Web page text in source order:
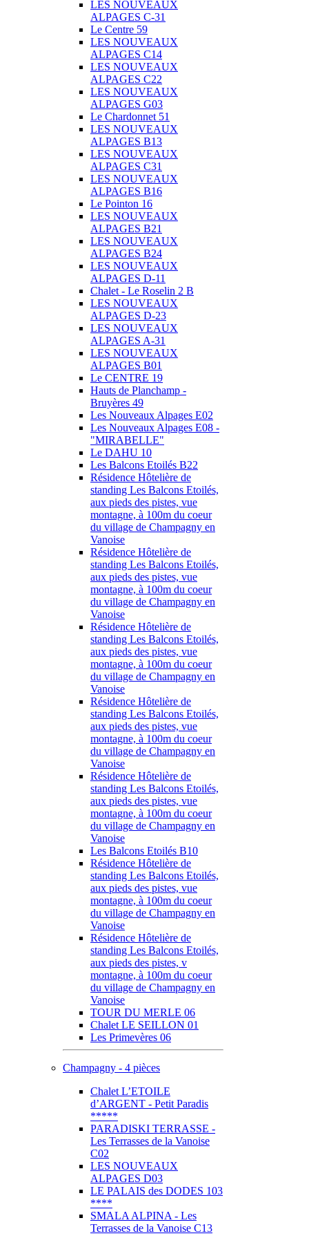
LES NOUVEAUX
ALPAGES C-31
Le Centre 59
LES NOUVEAUX
ALPAGES C14
LES NOUVEAUX
ALPAGES C22
LES NOUVEAUX
ALPAGES G03
Le Chardonnet 51
LES NOUVEAUX
ALPAGES B13
LES NOUVEAUX
ALPAGES C31
LES NOUVEAUX
ALPAGES B16
Le Pointon 16
LES NOUVEAUX
ALPAGES B21
LES NOUVEAUX
ALPAGES B24
LES NOUVEAUX
ALPAGES D-11
Chalet - Le Roselin 2 B
LES NOUVEAUX
ALPAGES D-23
LES NOUVEAUX
ALPAGES A-31
LES NOUVEAUX
ALPAGES B01
Le CENTRE 19
Hauts de Planchamp -
Bruyères 49
Les Nouveaux Alpages E02
Les Nouveaux Alpages E08 -
"MIRABELLE"
Le DAHU 10
Les Balcons Etoilés B22
Résidence Hôtelière de
standing Les Balcons Etoilés,
aux pieds des pistes, vue
montagne, à 100m du coeur
du village de Champagny en
Vanoise
Résidence Hôtelière de
standing Les Balcons Etoilés,
aux pieds des pistes, vue
montagne, à 100m du coeur
du village de Champagny en
Vanoise
Résidence Hôtelière de
standing Les Balcons Etoilés,
aux pieds des pistes, vue
montagne, à 100m du coeur
du village de Champagny en
Vanoise
Résidence Hôtelière de
standing Les Balcons Etoilés,
aux pieds des pistes, vue
montagne, à 100m du coeur
du village de Champagny en
Vanoise
Résidence Hôtelière de
standing Les Balcons Etoilés,
aux pieds des pistes, vue
montagne, à 100m du coeur
du village de Champagny en
Vanoise
Les Balcons Etoilés B10
Résidence Hôtelière de
standing Les Balcons Etoilés,
aux pieds des pistes, vue
montagne, à 100m du coeur
du village de Champagny en
Vanoise
Résidence Hôtelière de
standing Les Balcons Etoilés,
aux pieds des pistes, v
montagne, à 100m du coeur
du village de Champagny en
Vanoise
TOUR DU MERLE 06
Chalet LE SEILLON 01
Les Primevères 06
Champagny - 4 pièces
Chalet L’ETOILE
d’ARGENT - Petit Paradis
*****
PARADISKI TERRASSE -
Les Terrasses de la Vanoise
C02
LES NOUVEAUX
ALPAGES D03
LE PALAIS des DODES 103
****
SMALA ALPINA - Les
Terrasses de la Vanoise C13